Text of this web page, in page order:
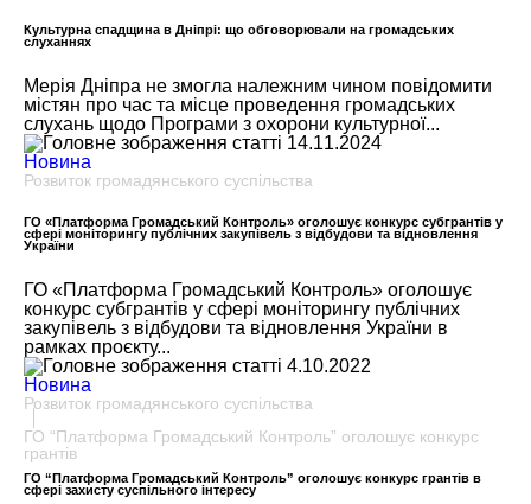
Культурна спадщина в Дніпрі: що обговорювали на громадських
слуханнях
Мерія Дніпра не змогла належним чином повідомити
містян про час та місце проведення громадських
слухань щодо Програми з охорони культурної...
14.11.2024
Новина
Розвиток громадянського суспільства
ГО «Платформа Громадський Контроль» оголошує конкурс субгрантів у
сфері моніторингу публічних закупівель з відбудови та відновлення
України
ГО «Платформа Громадський Контроль» оголошує
конкурс субгрантів у сфері моніторингу публічних
закупівель з відбудови та відновлення України в
рамках проєкту...
4.10.2022
Новина
Розвиток громадянського суспільства
ГО “Платформа Громадський Контроль” оголошує конкурс
грантів
ГО “Платформа Громадський Контроль” оголошує конкурс грантів в
сфері захисту суспільного інтересу